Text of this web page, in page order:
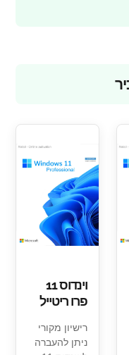
וינדוס 11
פרו ריטייל
רישיון מקורי
ניתן להעברה